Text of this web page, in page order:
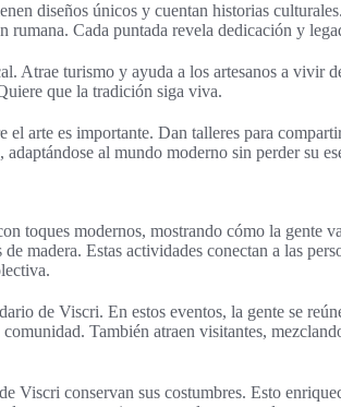
diseños únicos y cuentan historias
rumana. Cada puntada revela dedicación y
Atrae turismo y ayuda a los artesanos a vivir
que la tradición siga viva.
el arte es importante. Dan talleres para
al mundo moderno sin perder su
toques modernos, mostrando cómo la gente
madera. Estas actividades conectan a las
de Viscri. En estos eventos, la gente se
También atraen visitantes,
Viscri conservan sus costumbres. Esto